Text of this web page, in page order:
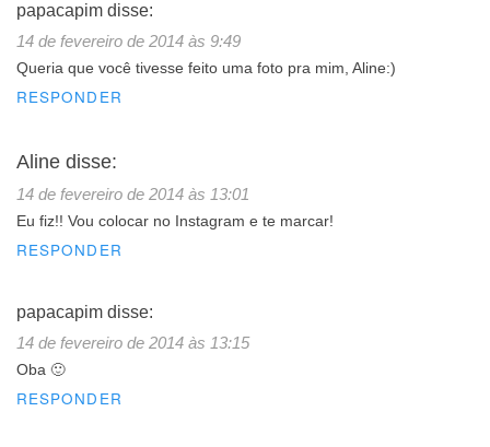
papacapim disse:
14 de fevereiro de 2014 às 9:49
Queria que você tivesse feito uma foto pra mim, Aline:)
RESPONDER
Aline disse:
14 de fevereiro de 2014 às 13:01
Eu fiz!! Vou colocar no Instagram e te marcar!
RESPONDER
papacapim disse:
14 de fevereiro de 2014 às 13:15
Oba 🙂
RESPONDER